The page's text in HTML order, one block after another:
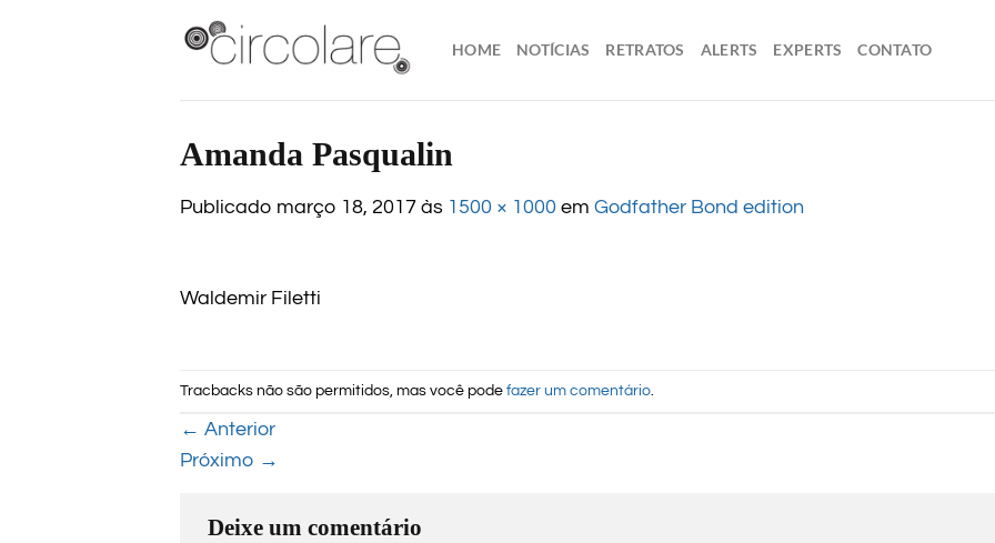
HOME NOTÍCIAS RETRATOS ALERTS EXPERTS CONTATO
Amanda Pasqualin
Publicado março 18, 2017 às 1500 × 1000 em Godfather Bond edition
Waldemir Filetti
Tracbacks não são permitidos, mas você pode fazer um comentário
← Anterior
Próximo →
Deixe um comentário